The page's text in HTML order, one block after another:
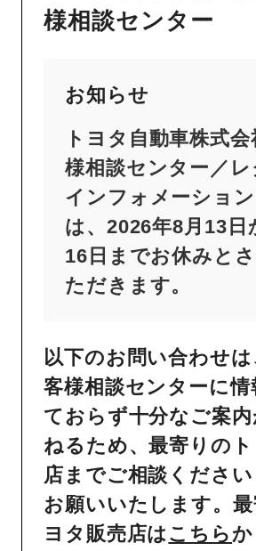
様相談センター
お知らせ
トヨタ自動車株式
様相談センター／レ
インフォメーショ
は、2026年8月13日
16日までお休みと
ただきます。
以下のお問い合わせ
客様相談センターに情
ておらず十分なご案
ねるため、最寄りの
店までご相談くださ
お願いいたします。最
ヨタ販売店はこちら